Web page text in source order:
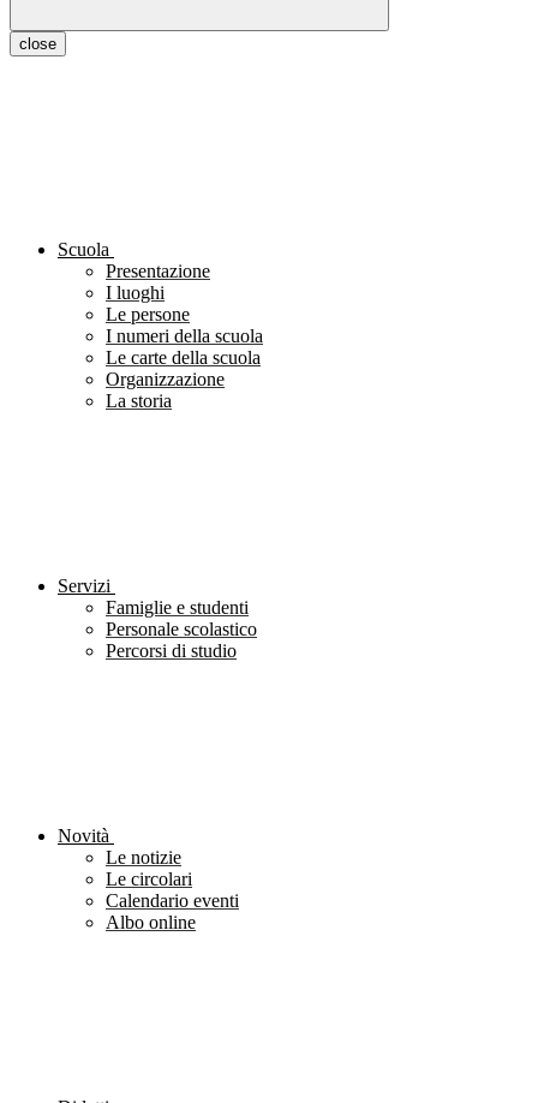
close
Scuola
Presentazione
I luoghi
Le persone
I numeri della scuola
Le carte della scuola
Organizzazione
La storia
Servizi
Famiglie e studenti
Personale scolastico
Percorsi di studio
Novità
Le notizie
Le circolari
Calendario eventi
Albo online